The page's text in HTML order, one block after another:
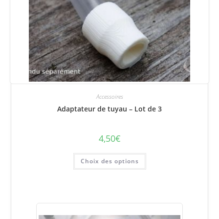
Accessoires
Adaptateur de tuyau – Lot de 3
4,50€
Choix des options
Ce
a
peuvent